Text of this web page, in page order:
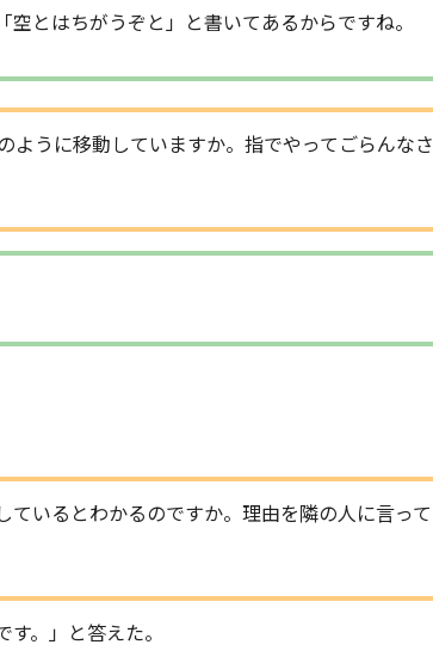
とはちがうぞと」と書いてあるからですね。
ように移動していますか。指でやってごらんなさ
ているとわかるのですか。理由を隣の人に言って
。」と答えた。